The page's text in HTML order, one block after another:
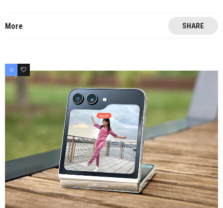
More SHARE
0 0